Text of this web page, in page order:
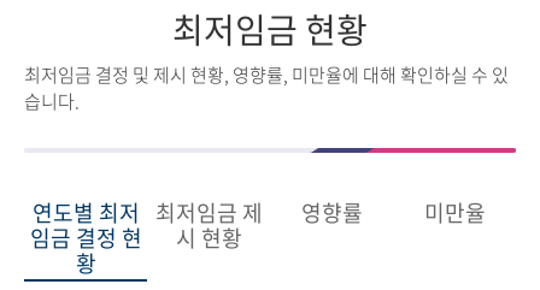
최저임금 현황
최저임금 결정 및 제시 현황, 영향률, 미만율에 대해 확인하실 수 있
습니다.
연도별 최저
임금 결정 현
황
최저임금 제
시 현황
영향률 미만율